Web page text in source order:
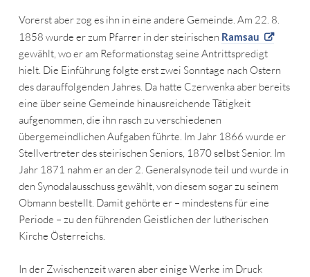
Vorerst aber zog es ihn in eine andere Gemeinde. Am 22. 8.
1858 wurde er zum Pfarrer in der steirischen Ramsau
gewählt, wo er am Reformationstag seine Antrittspredigt
hielt. Die Einführung folgte erst zwei Sonntage nach Ostern
des darauffolgenden Jahres. Da hatte Czerwenka aber bereits
eine über seine Gemeinde hinausreichende Tätigkeit
aufgenommen, die ihn rasch zu verschiedenen
übergemeindlichen Aufgaben führte. Im Jahr 1866 wurde er
Stellvertreter des steirischen Seniors, 1870 selbst Senior. Im
Jahr 1871 nahm er an der 2. Generalsynode teil und wurde in
den Synodalausschuss gewählt, von diesem sogar zu seinem
Obmann bestellt. Damit gehörte er – mindestens für eine
Periode – zu den führenden Geistlichen der lutherischen
Kirche Österreichs.
In der Zwischenzeit waren aber einige Werke im Druck